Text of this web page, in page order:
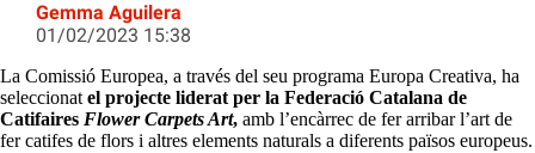
Gemma Aguilera
01/02/2023 15:38
La Comissió Europea, a través del seu programa Europa Creativa, ha
seleccionatel projecte liderat per la Federació Catalana de
Catifaires Flower Carpets Art, amb l’encàrrec de fer arribar l’art de
fer catifes de flors i altres elements naturals a diferents països europeus.